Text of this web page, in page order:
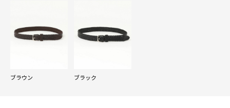
ブラウン ブラック